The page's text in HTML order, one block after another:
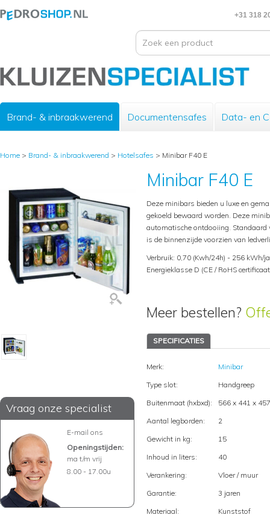
+31 318
Brand- & inbraakwerend Documentensafes Data- en
Home > Brand- & inbraakwerend > Hotelsafes > Minibar F40 E
Vraag onze specialist
E-mail ons
Openingstijden:
ma t/m vrij
8.00 - 17.00u
Minibar F40 E
Deze minibars bieden u luxe en
gekoeld bewaard worden. Deze
automatische ontdooiing. Standaard
is de binnenzijde voorzien van
Verbruik: 0,70 (Kwh/24h) - 256 kWh/
Energieklasse D (CE / RoHS
Meer bestellen?
SPECIFICATIES
Merk:
Minibar
Type slot:
Handgreep
Buitenmaat (hxbxd):
566 x 441 x
Aantal legborden:
2
Gewicht in kg:
15
Inhoud in liters:
40
Verankering:
Vloer / muur
Garantie:
3 jaren
Materiaal:
Kunststof